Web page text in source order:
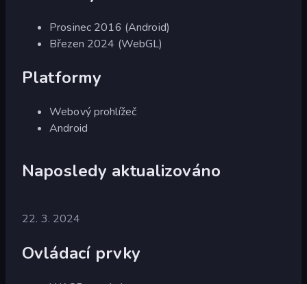
Prosinec 2016 (Android)
Březen 2024 (WebGL)
Platformy
Webový prohlížeč
Android
Naposledy aktualizováno
22. 3. 2024
Ovládací prvky